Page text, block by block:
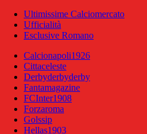
Ultimissime Calciomercato
Ufficialità
Esclusive Romano
Calcionapoli1926
Cittaceleste
Derbyderbyderby
Fantamagazine
FCInter1908
Forzaroma
Golssip
Hellas1903